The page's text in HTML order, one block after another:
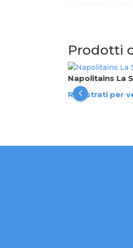
Prodotti
Napolitains La
Registrati per